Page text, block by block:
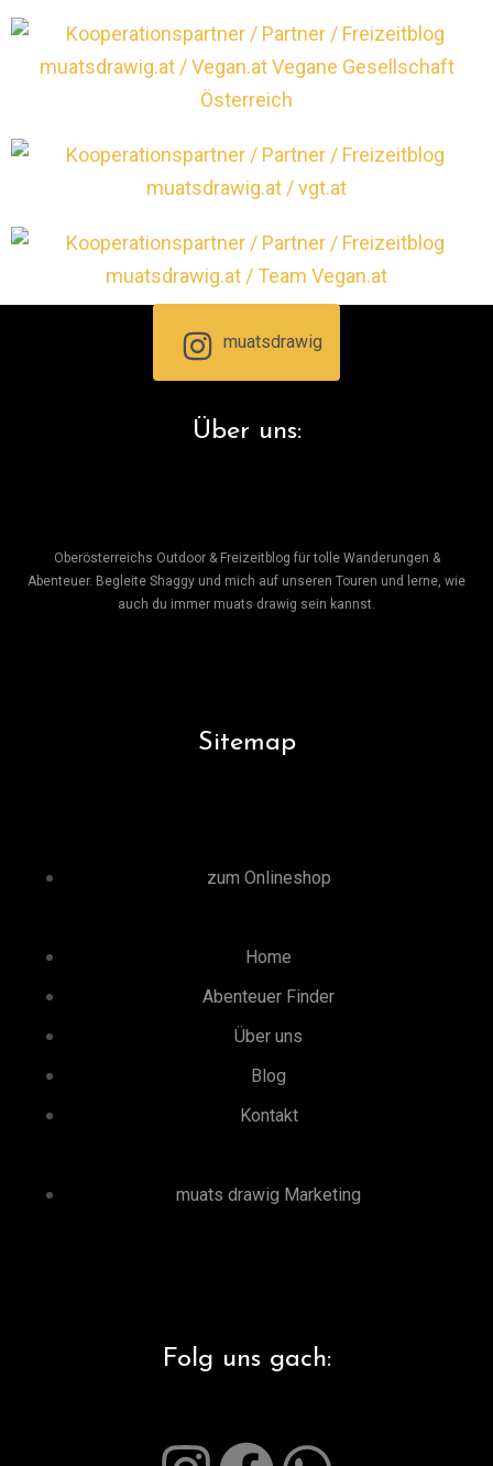
muatsdrawig
Über uns:
Oberösterreichs Outdoor & Freizeitblog für tolle Wanderungen &
Abenteuer. Begleite Shaggy und mich auf unseren Touren und lerne, wie
auch du immer muats drawig sein kannst.
Sitemap
zum Onlineshop
Home
Abenteuer Finder
Über uns
Blog
Kontakt
muats drawig Marketing
Folg uns gach: